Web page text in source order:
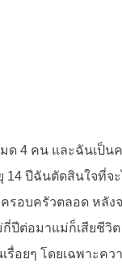
ด 4 คน และฉันเป็น
ปีฉันตัดสินใจที่จ
รอบครัวตลอด หลัง
ต่อมาแม่ก็เสียชีวิต
อยๆ โดยเฉพาะค